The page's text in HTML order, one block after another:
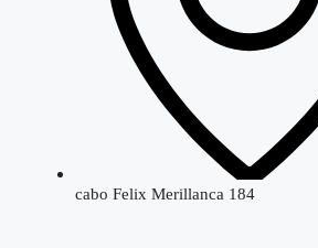
cabo Felix Merillanca 184